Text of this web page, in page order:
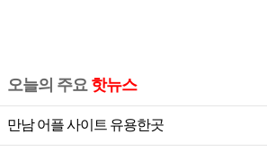
오늘의 주요핫뉴스
만남 어플 사이트 유용한곳